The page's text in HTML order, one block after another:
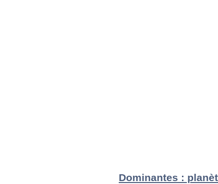
Dominantes :